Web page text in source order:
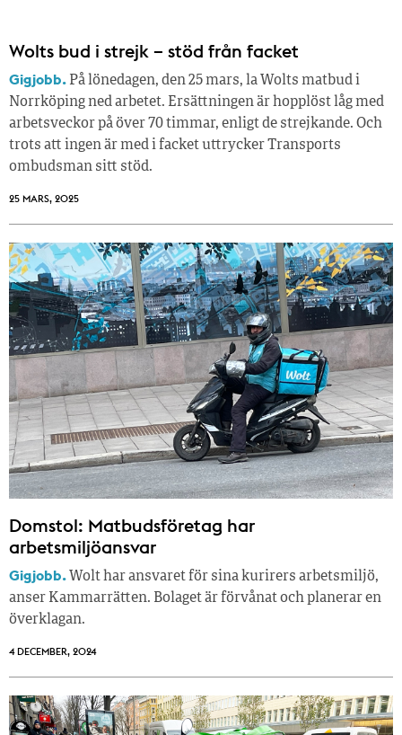
Wolts bud i strejk – stöd från facket
Gigjobb. På lönedagen, den 25 mars, la Wolts matbud i
Norrköping ned arbetet. Ersättningen är hopplöst låg med
arbetsveckor på över 70 timmar, enligt de strejkande. Och
trots att ingen är med i facket uttrycker Transports
ombudsman sitt stöd.
25 MARS, 2025
Domstol: Matbudsföretag har
arbetsmiljöansvar
Gigjobb. Wolt har ansvaret för sina kurirers arbetsmiljö,
anser Kammarrätten. Bolaget är förvånat och planerar en
överklagan.
4 DECEMBER, 2024